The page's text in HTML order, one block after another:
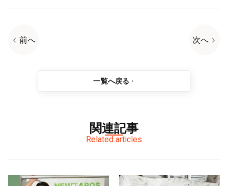
前へ 次へ
一覧へ戻る
関連記事
Related articles